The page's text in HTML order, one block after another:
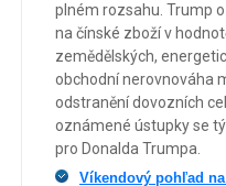
plném rozsahu. Trump
na čínské zboží v
zemědělských,
obchodní nerovnováha
odstranění dovozních
oznámené ústupky se
pro Donalda Trumpa.
Víkendový pohľad na